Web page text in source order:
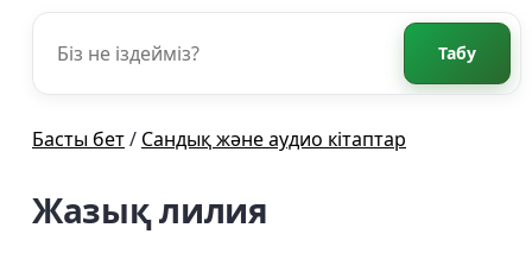
Табу
Басты бет/ Сандық және аудио кітаптар
Жазық лилия